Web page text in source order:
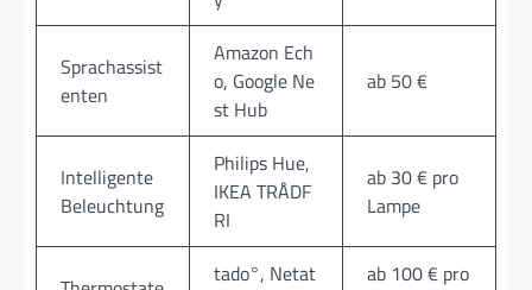
Sprachassist
enten
Amazon Ech
o, Google Ne
st Hub
ab 50 €
Intelligente
Beleuchtung
Philips Hue,
IKEA TRÅDF
RI
ab 30 € pro
Lampe
tado°, Netat
ab 100 € pro